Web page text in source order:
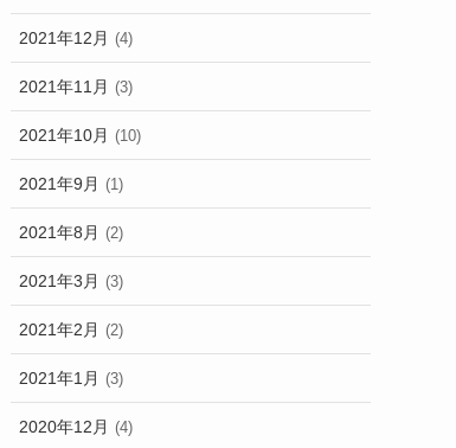
2021年12月 (4)
2021年11月 (3)
2021年10月 (10)
2021年9月 (1)
2021年8月 (2)
2021年3月 (3)
2021年2月 (2)
2021年1月 (3)
2020年12月 (4)